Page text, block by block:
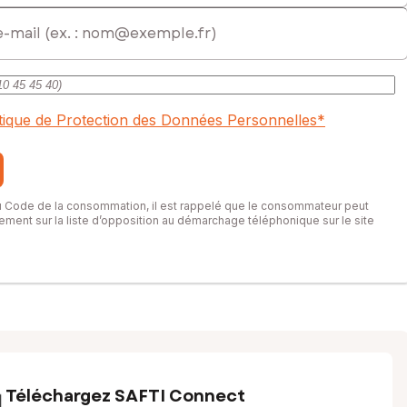
de Protection des Données Personnelles*
Code de la consommation, il est rappelé que le consommateur peut
sur la liste d’opposition au démarchage téléphonique sur le site
Téléchargez SAFTI Connect